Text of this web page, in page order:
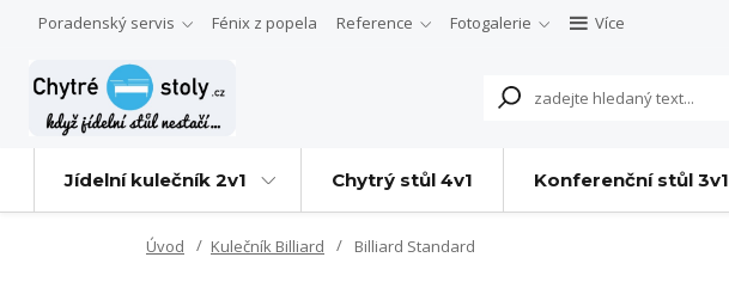
Poradenský servis Fénix z popela Reference Fotogalerie Více
Jídelní kulečník 2v1 Chytrý stůl 4v1 Konferenční stůl 3v1
Úvod Kulečník Billiard Billiard Standard